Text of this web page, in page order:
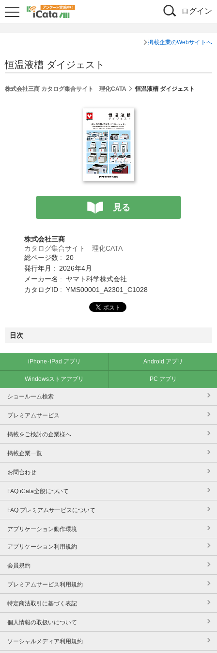
ログイン
掲載企業のWebサイトへ
恒温液槽 ダイジェスト
株式会社三商 カタログ集合サイト 理化CATA 恒温液槽 ダイジェスト
見る
株式会社三商
カタログ集合サイト 理化CATA
総ページ数 : 20
発行年月 : 2026年4月
メーカー名 : ヤマト科学株式会社
カタログID : YMS00001_A2301_C1028
目次
iPhone･iPad アプリ Android アプリ
Windowsストアアプリ PC アプリ
ショールーム検索
プレミアムサービス
掲載をご検討の企業様へ
掲載企業一覧
お問合わせ
FAQ iCata全般について
FAQ プレミアムサービスについて
アプリケーション動作環境
アプリケーション利用規約
会員規約
プレミアムサービス利用規約
特定商法取引に基づく表記
個人情報の取扱いについて
ソーシャルメディア利用規約